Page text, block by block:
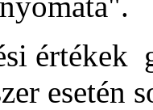
értékek
esetén